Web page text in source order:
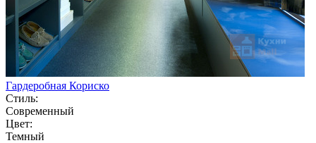
Гардеробная Кориско
Стиль:
Современный
Цвет:
Темный